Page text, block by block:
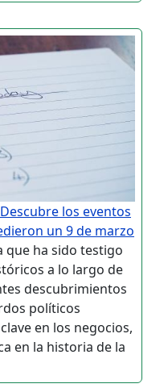
los eventos
un 9 de marzo
que ha sido testigo
a lo largo de
descubrimientos
políticos
en los negocios,
en la historia de la